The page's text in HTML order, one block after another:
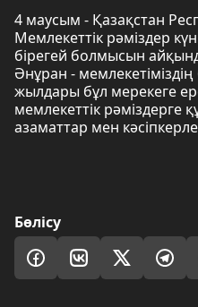
4 маусым - Қазақстан
Мемлекеттік рәміздер
бірегей болмысын
Әнұран -
жылдары бұл мерекеге
мемлекеттік рәміздерге
азаматтар мен
Бөлісу